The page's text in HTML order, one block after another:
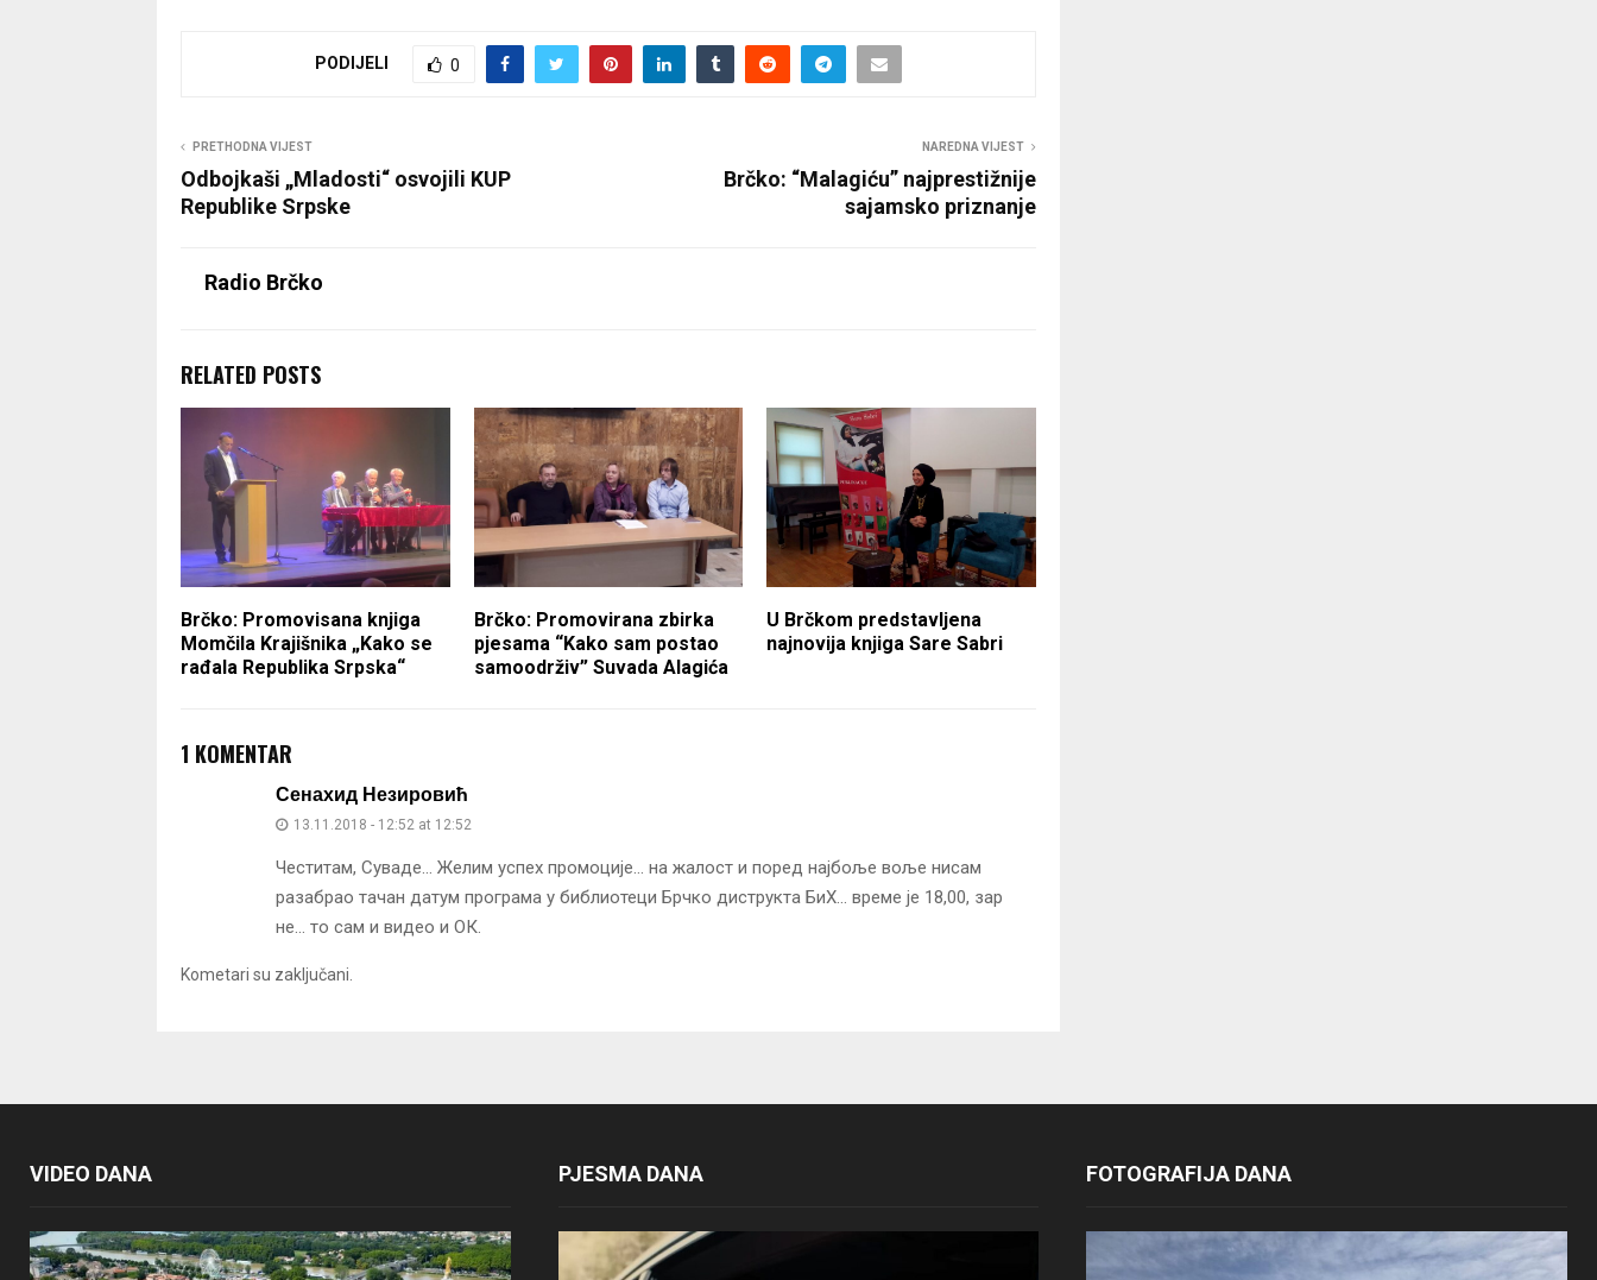
PODIJELI 0
PRETHODNA VIJEST
Odbojkaši „Mladosti“ osvojili KUP
Republike Srpske
NAREDNA VIJEST
Brčko: “Malagiću” najprestižnije
sajamsko priznanje
Radio Brčko
RELATED POSTS
Brčko: Promovisana knjiga
Momčila Krajišnika „Kako se
rađala Republika Srpska“
Brčko: Promovirana zbirka
pjesama “Kako sam postao
samoodrživ” Suvada Alagića
U Brčkom predstavljena
najnovija knjiga Sare Sabri
1 KOMENTAR
Сенахид Незировић
13.11.2018 - 12:52 at 12:52
Честитам, Суваде… Желим успех промоције… на жалост и поред најбоље воље нисам
разабрао тачан датум програма у библиотеци Брчко диструкта БиХ… време је 18,00, зар
не… то сам и видео и ОК.
Kometari su zaključani.
VIDEO DANA PJESMA DANA FOTOGRAFIJA DANA